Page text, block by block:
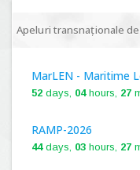
PNCDI IV, P 5.1 -
PNCDI IV, SP 5.6.1
Apeluri transnaționale
MarLEN - Maritime
52 days, 04hours, 27
RAMP-2026
44days, 03 hours, 27